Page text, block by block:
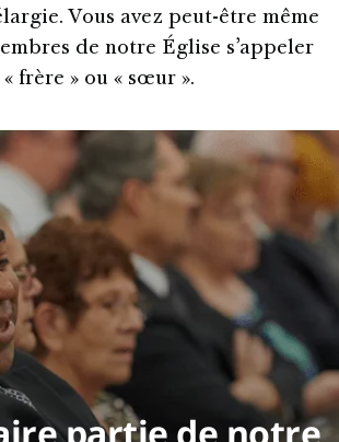
Vous avez peut-être même
de notre Église s’appeler
frère » ou « sœur ».